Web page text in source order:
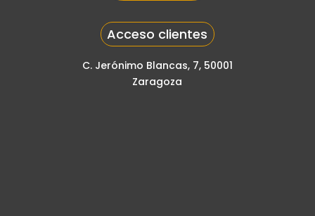
Acceso clientes
C. Jerónimo Blancas, 7, 50001
Zaragoza